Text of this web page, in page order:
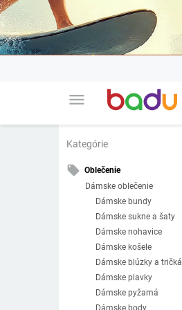
menu
Kategórie
local_offer Oblečenie
Dámske oblečenie
Dámske bundy
Dámske sukne a šaty
Dámske nohavice
Dámske košele
Dámske blúzky a tričká
Dámske plavky
Dámske pyžamá
Dámske body